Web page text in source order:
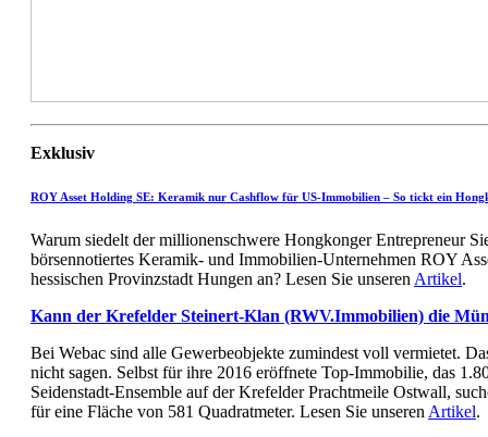
Exklusiv
ROY Asset Holding SE: Keramik nur Cashflow für US-Immobilien – So tickt ein
Warum siedelt der millionenschwere Hongkonger Entrepreneur
börsennotiertes Keramik- und Immobilien-Unternehmen ROY
hessischen Provinzstadt Hungen an? Lesen Sie unseren Artikel.
Kann der Krefelder Steinert-Klan (RWV.Immobilien) die
Bei Webac sind alle Gewerbeobjekte zumindest voll vermietet.
nicht sagen. Selbst für ihre 2016 eröffnete Top-Immobilie, das
Seidenstadt-Ensemble auf der Krefelder Prachtmeile Ostwall,
für eine Fläche von 581 Quadratmeter. Lesen Sie unseren Artikel.